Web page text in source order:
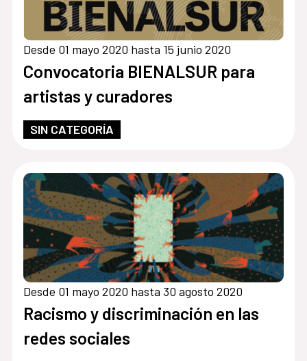
Desde 01 mayo 2020 hasta 15 junio 2020
Convocatoria BIENALSUR para
artistas y curadores
SIN CATEGORÍA
Desde 01 mayo 2020 hasta 30 agosto 2020
Racismo y discriminación en las
redes sociales